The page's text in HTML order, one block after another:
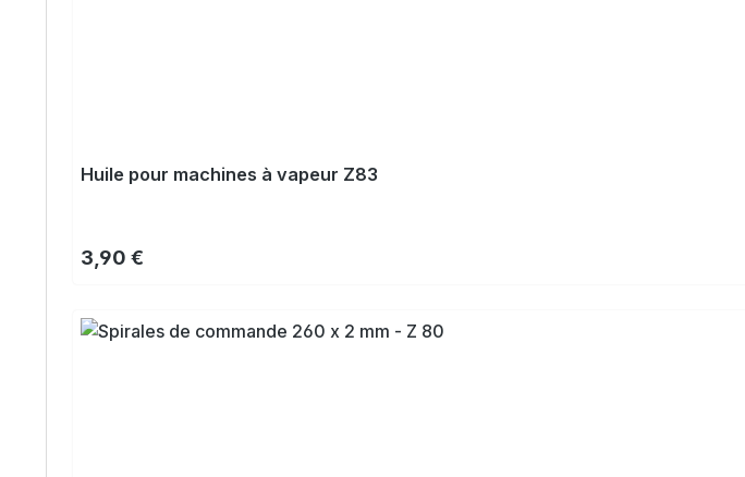
Huile pour machines à vapeur Z83
Prix régulier :
3,90 €